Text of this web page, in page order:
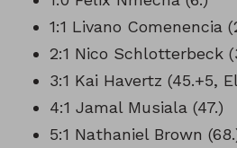
1:1 Livano Comenencia
2:1 Nico Schlotterbeck
3:1 Kai Havertz (45.+5,
4:1 Jamal Musiala (47.)
5:1 Nathaniel Brown